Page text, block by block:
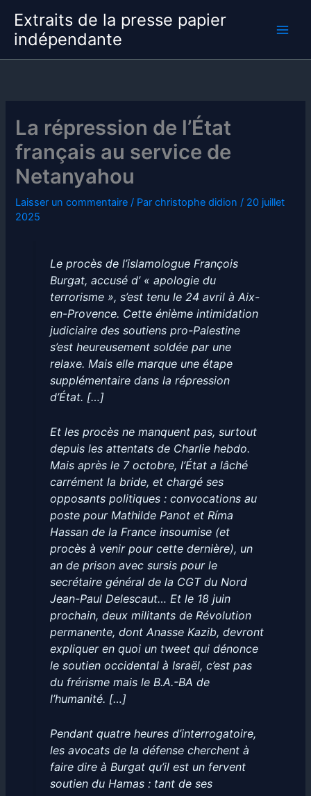
contenu
Extraits de la presse papier
indépendante
La répression de l’État
français au service de
Netanyahou
Laisser un commentaire / Parchristophe didion / 20 juillet
2025
Le procès de l’islamologue François
Burgat, accusé d’ « apologie du
terrorisme », s’est tenu le 24 avril à Aix-
en-Provence. Cette énième intimidation
judiciaire des soutiens pro-Palestine
s’est heureusement soldée par une
relaxe. Mais elle marque une étape
supplémentaire dans la répression
d’État. […]
Et les procès ne manquent pas, surtout
depuis les attentats de Charlie hebdo.
Mais après le 7 octobre, l’État a lâché
carrément la bride, et chargé ses
opposants politiques : convocations au
poste pour Mathilde Panot et Ríma
Hassan de la France insoumise (et
procès à venir pour cette dernière), un
an de prison avec sursis pour le
secrétaire général de la CGT du Nord
Jean-Paul Delescaut… Et le 18 juin
prochain, deux militants de Révolution
permanente, dont Anasse Kazib, devront
expliquer en quoi un tweet qui dénonce
le soutien occidental à Israël, c’est pas
du frérisme mais le B.A.-BA de
l’humanité. […]
Pendant quatre heures d’interrogatoire,
les avocats de la défense cherchent à
faire dire à Burgat qu’il est un fervent
soutien du Hamas : tant de ses